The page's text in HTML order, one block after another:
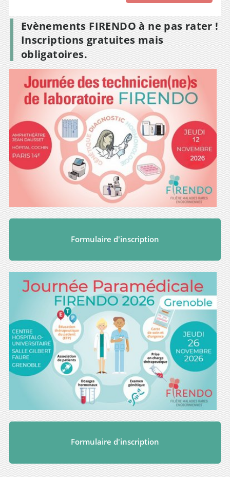
Evènements FIRENDO à ne pas rater !
Inscriptions gratuites mais
obligatoires.
Formulaire d'inscription
Formulaire d'inscription